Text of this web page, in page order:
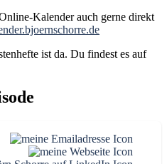
Kalender auch gerne direkt
ist da. Du findest es auf